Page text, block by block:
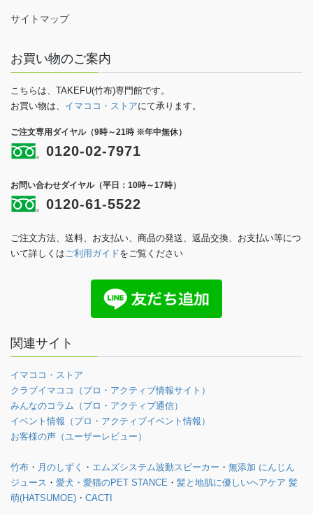
サイトマップ
お買い物のご案内
こちらは、TAKEFU(竹布)専門館です。
お買い物は、 イマココ・ストアにて承ります。
ご注文専用ダイヤル（9時～21時 ※年中無休）
0120-02-7971
お問い合わせダイヤル（平日：10時～17時）
0120-61-5522
ご注文方法、送料、お支払い、商品の発送、返品交換、お支払い等につ
いて詳しくはご利用ガイドをご覧ください
関連サイト
イマココ・ストア
クラブイマココ（プロ・アクティブ情報サイト）
みんなのコラム（プロ・アクティブ通信）
イベント情報（プロ・アクティブイベント情報）
お客様の声（ユーザーレビュー）
竹布 ・ 月のしずく ・ エムズシステム波動スピーカー ・ 無添加 にんじん
ジュース ・ 愛犬・愛猫のPET STANCE ・ 髪と地肌に優しいヘアケア 髪
萌(HATSUMOE) ・ CACTI